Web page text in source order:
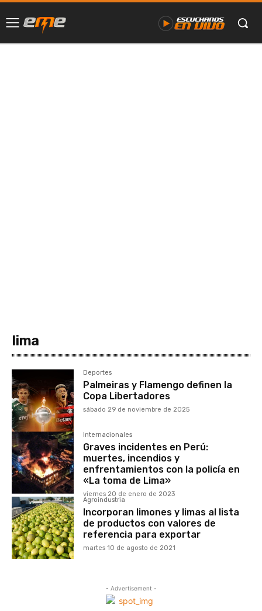
lima
Deportes
Palmeiras y Flamengo definen la
Copa Libertadores
sábado 29 de noviembre de 2025
Internacionales
Graves incidentes en Perú:
muertes, incendios y
enfrentamientos con la policía en
«La toma de Lima»
viernes 20 de enero de 2023
Agroindustria
Incorporan limones y limas al lista
de productos con valores de
referencia para exportar
martes 10 de agosto de 2021
- Advertisement -